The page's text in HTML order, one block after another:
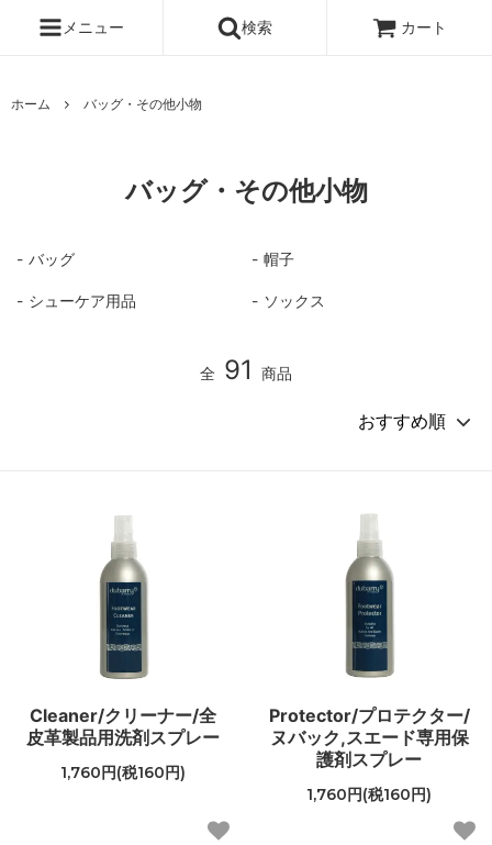
メニュー 検索 カート
ホーム バッグ・その他小物
バッグ・その他小物
バッグ 帽子
シューケア用品 ソックス
全 91 商品
Cleaner/クリーナー/全
皮革製品用洗剤スプレー
1,760円(税160円)
Protector/プロテクター/
ヌバック,スエード専用保
護剤スプレー
1,760円(税160円)